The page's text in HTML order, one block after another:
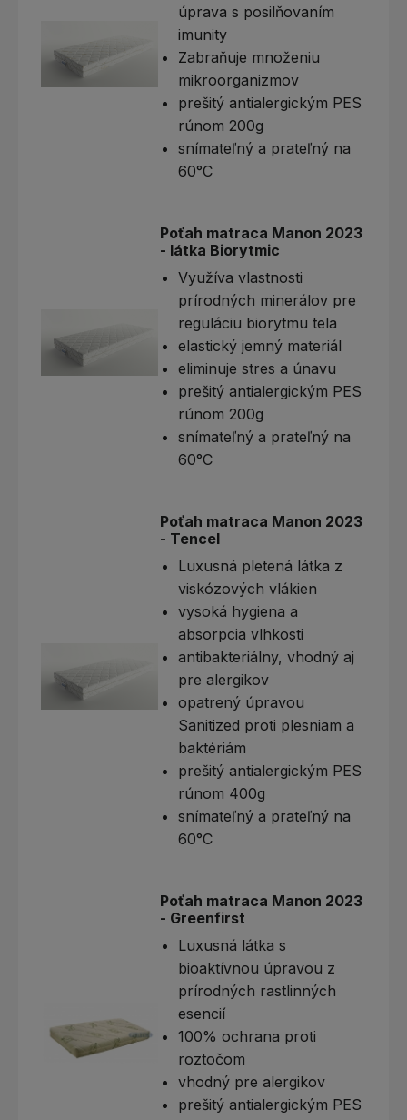
úprava s posilňovaním
imunity
Zabraňuje množeniu
mikroorganizmov
prešitý antialergickým PES
rúnom 200g
snímateľný a prateľný na
60°C
Poťah matraca Manon 2023
- látka Biorytmic
Využíva vlastnosti
prírodných minerálov pre
reguláciu biorytmu tela
elastický jemný materiál
eliminuje stres a únavu
prešitý antialergickým PES
rúnom 200g
snímateľný a prateľný na
60°C
Poťah matraca Manon 2023
- Tencel
Luxusná pletená látka z
viskózových vlákien
vysoká hygiena a
absorpcia vlhkosti
antibakteriálny, vhodný aj
pre alergikov
opatrený úpravou
Sanitized proti plesniam a
baktériám
prešitý antialergickým PES
rúnom 400g
snímateľný a prateľný na
60°C
Poťah matraca Manon 2023
- Greenfirst
Luxusná látka s
bioaktívnou úpravou z
prírodných rastlinných
esencií
100% ochrana proti
roztočom
vhodný pre alergikov
prešitý antialergickým PES